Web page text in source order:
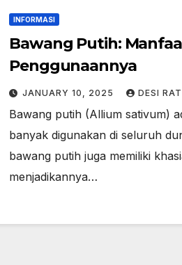
INFORMASI
Bawang Putih:
Penggunaannya
JANUARY 10, 2025 DESI
Bawang putih (Allium sativum)
banyak digunakan di seluruh
bawang putih juga memiliki
menjadikannya…